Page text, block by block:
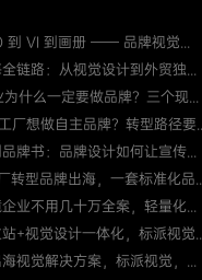
到 VI 到画册 —— 品牌视觉...
链路：从视觉设计到外贸独...
为什么一定要做品牌？三个现...
厂想做自主品牌？转型路径要
牌书：品牌设计如何让宣传...
转型品牌出海，一套标准化品
业不用几十万全案，轻量化...
+视觉设计一体化，标派视觉
视觉解决方案，标派视觉，...